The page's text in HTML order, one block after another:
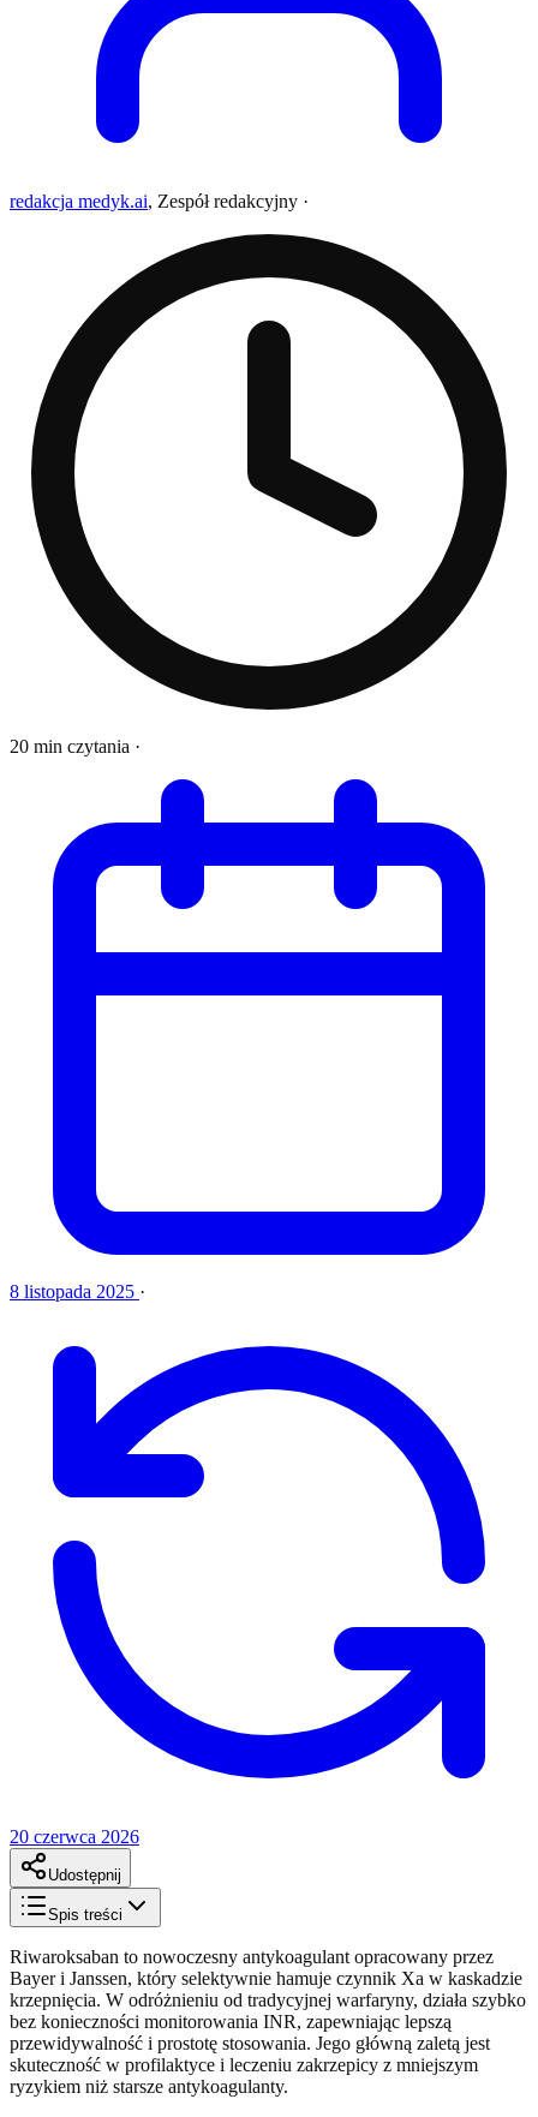
redakcja medyk.ai, Zespół redakcyjny ·
20 min czytania ·
8 listopada 2025 ·
20 czerwca 2026
Udostępnij
Spis treści
Riwaroksaban to nowoczesny antykoagulant opracowany przez
Bayer i Janssen, który selektywnie hamuje czynnik Xa w kaskadzie
krzepnięcia. W odróżnieniu od tradycyjnej warfaryny, działa szybko
bez konieczności monitorowania INR, zapewniając lepszą
przewidywalność i prostotę stosowania. Jego główną zaletą jest
skuteczność w profilaktyce i leczeniu zakrzepicy z mniejszym
ryzykiem niż starsze antykoagulanty.